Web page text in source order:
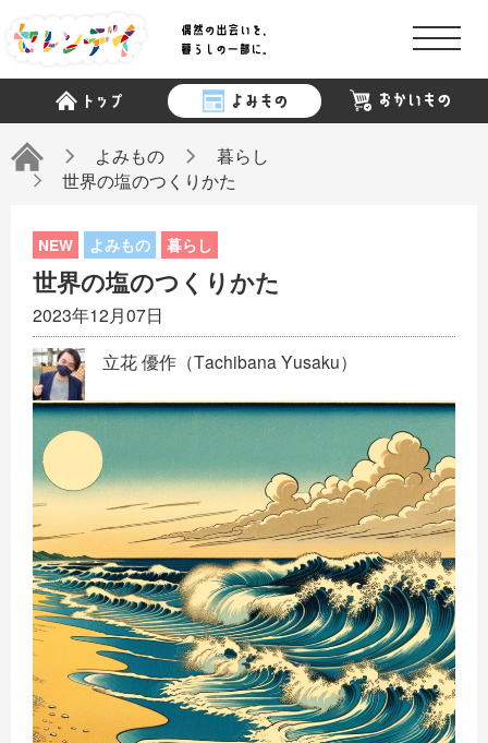
よみもの
暮らし
世界の塩のつくりかた
世界の塩のつくりかた
2023年12月07日
よみもの 暮らし
立花 優作（Tachibana Yusaku）
「セレンデイ」について
スポンサー
記者一覧
記事一覧
商品検索